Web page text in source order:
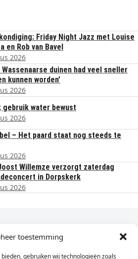
toestemming
gebruiken wij technologieën zoals
Friday Night Jazz met Louise
en Rob van Bavel
2026
Wassenaarse duinen had veel sneller
kunnen worden’
2026
gebruik water bewust
2026
– Het paard staat nog steeds te
2026
Willemze verzorgt zaterdag
in Dorpskerk
2026
nieuws in je e-mail?